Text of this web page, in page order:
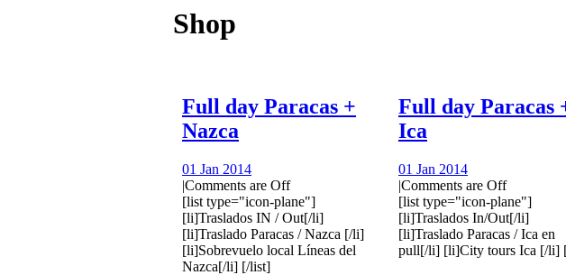
Shop
Full day Paracas +
Nazca
01 Jan 2014
|Comments are Off
[list type="icon-plane"]
[li]Traslados IN / Out[/li]
[li]Traslado Paracas / Nazca [/li]
[li]Sobrevuelo local Líneas del
Nazca[/li] [/list]
Full day Paracas
Ica
01 Jan 2014
|Comments are Off
[list type="icon-plane"]
[li]Traslados In/Out[/li]
[li]Traslado Paracas / Ica en
pull[/li] [li]City tours Ica [/li]